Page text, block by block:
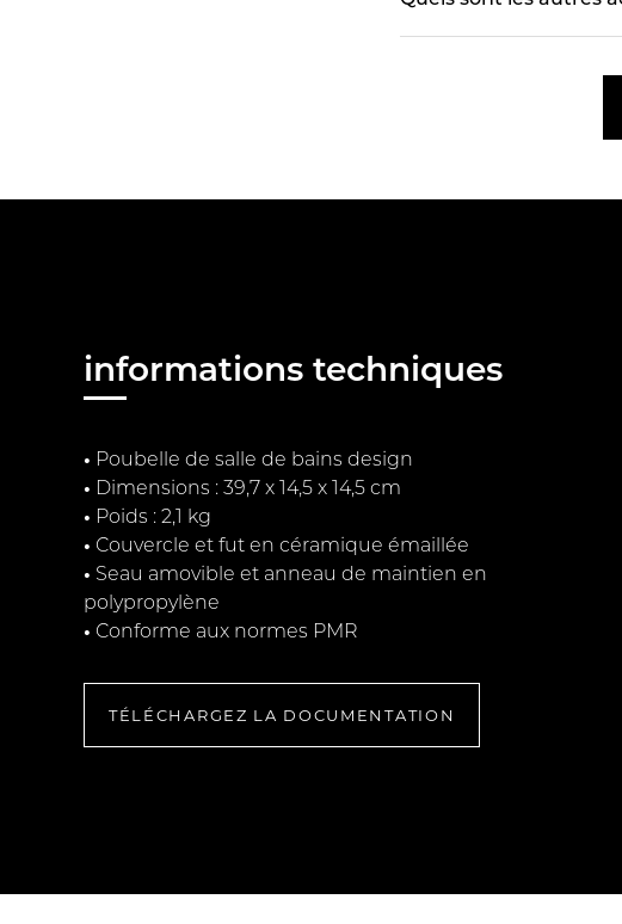
informations techniques
• Poubelle de salle de bains design
• Dimensions : 39,7 x 14,5 x 14,5 cm
• Poids : 2,1 kg
• Couvercle et fut en céramique émaillée
• Seau amovible et anneau de maintien en
polypropylène
• Conforme aux normes PMR
TÉLÉCHARGEZ LA DOCUMENTATION